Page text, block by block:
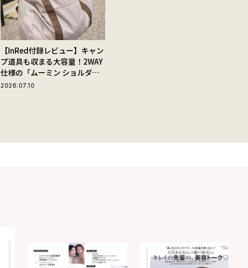
【InRed付録レビュー】キャン
プ道具も収まる大容量！2WAY
仕様の「ムーミン ショルダー
ストラップ付きボストンバッ
2026.07.10